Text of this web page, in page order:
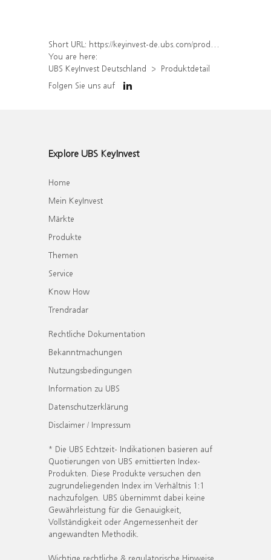
Short URL: https://keyinvest-de.ubs.com/produkt/detail/index/isin/DE000WA7KBU1
You are here:
UBS KeyInvest Deutschland
Produktdetail
Folgen Sie uns auf
Explore UBS KeyInvest
Home
Mein KeyInvest
Märkte
Produkte
Themen
Service
Know How
Trendradar
Rechtliche Dokumentation
Bekanntmachungen
Nutzungsbedingungen
Information zu UBS
Datenschutzerklärung
Disclaimer / Impressum
* Die UBS Echtzeit- Indikationen basieren auf
Quotierungen von UBS emittierten Index-
Produkten. Diese Produkte versuchen den
zugrundeliegenden Index im Verhältnis 1:1
nachzufolgen. UBS übernimmt dabei keine
Gewährleistung für die Genauigkeit,
Vollständigkeit oder Angemessenheit der
angewandten Methodik.